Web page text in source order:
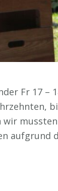
Fr 17 –
wir
aufgrund